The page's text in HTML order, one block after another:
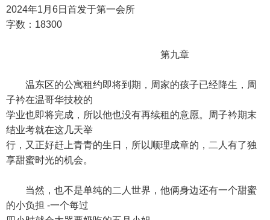
2024年1月6日首发于第一会所
字数：18300
第九章
温东区的公寓租约即将到期，周家的孩子已经降生，周
子衿在温哥华技校的
学业也即将完成，所以他也没有再续租的意愿。周子衿期末
结业考就在这几天举
行，又正好赶上青青的生日，所以顺理成章的，二人有了独
享甜蜜时光的机会。
当然，也不是单纯的二人世界，他俩身边还有一个甜蜜
的小负担 -一个每过